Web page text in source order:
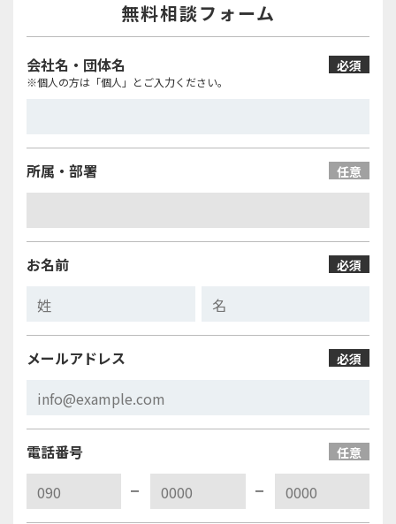
無料相談フォーム
会社名・団体名 必須
※個人の方は「個人」とご入力ください。
所属・部署 任意
お名前 必須
メールアドレス 必須
電話番号 任意